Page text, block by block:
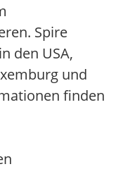
Spire
den USA,
und
finden